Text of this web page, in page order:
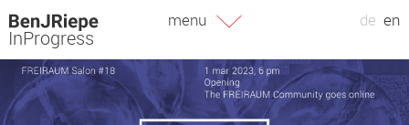
Zum
Inhalt
InProgress
de en
menu